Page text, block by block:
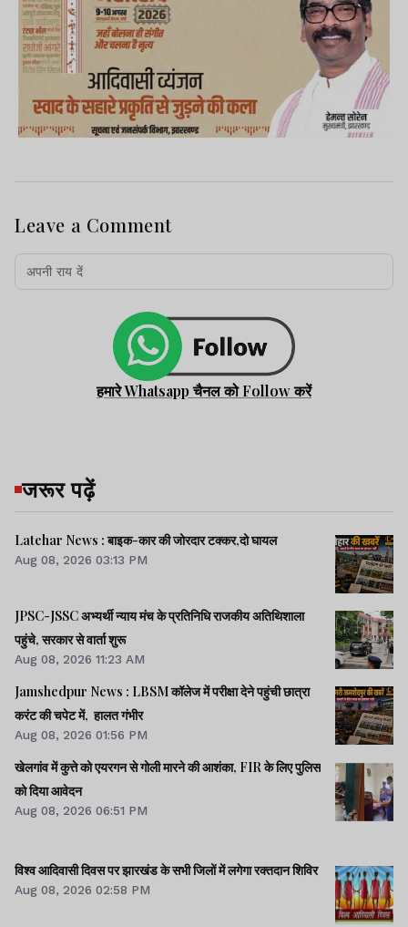
Leave a Comment
हमारे Whatsapp चैनल को Follow करें
जरूर पढ़ें
Latehar News : बाइक-कार की जोरदार टक्‍कर,दो घायल
Aug 08, 2026 03:13 PM
JPSC-JSSC अभ्यर्थी न्याय मंच के प्रतिनिधि राजकीय अतिथिशाला
पहुंचे, सरकार से वार्ता शुरू
Aug 08, 2026 11:23 AM
Jamshedpur News : LBSM कॉलेज में परीक्षा देने पहुंची छात्रा
करंट की चपेट में, हालत गंभीर
Aug 08, 2026 01:56 PM
खेलगांव में कुत्ते को एयरगन से गोली मारने की आशंका, FIR के लिए पुलिस
को दिया आवेदन
Aug 08, 2026 06:51 PM
विश्व आदिवासी दिवस पर झारखंड के सभी जिलों में लगेगा रक्तदान शिविर
Aug 08, 2026 02:58 PM